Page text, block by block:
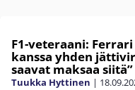
F1-veteraani:
kanssa yhden
saavat maksaa siitä”
Tuukka Hyttinen |